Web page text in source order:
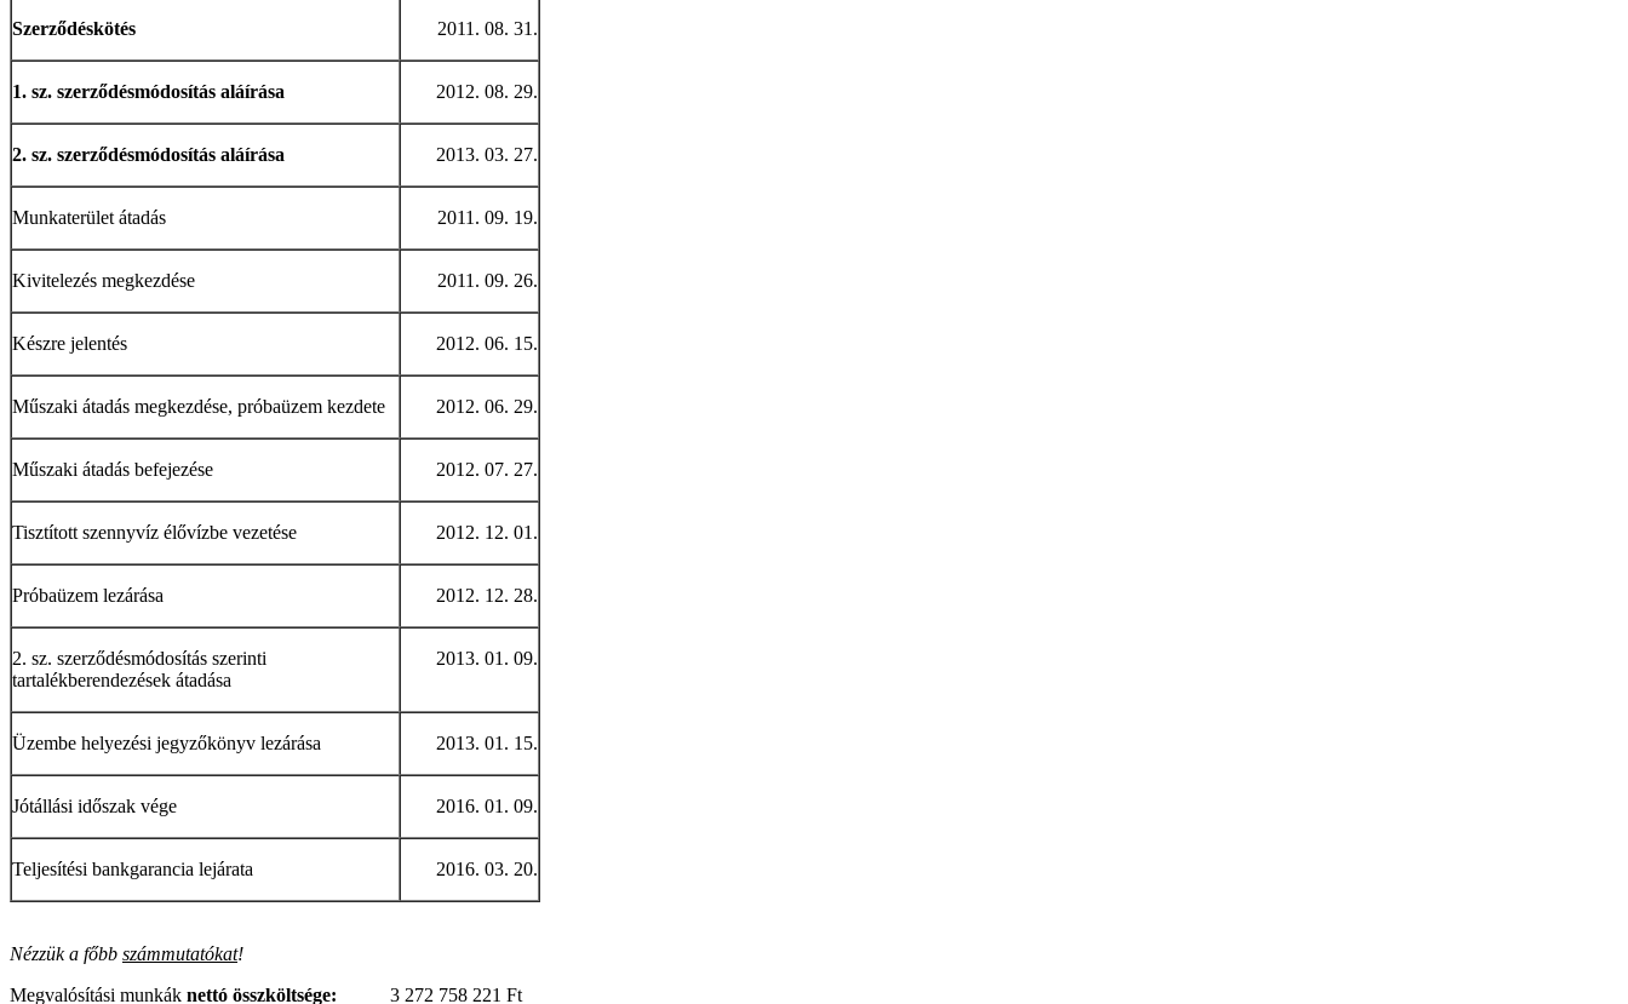
Szerződéskötés 2011. 08. 31.
1. sz. szerződésmódosítás aláírása 2012. 08. 29.
2. sz. szerződésmódosítás aláírása 2013. 03. 27.
Munkaterület átadás 2011. 09. 19.
Kivitelezés megkezdése 2011. 09. 26.
Készre jelentés 2012. 06. 15.
Műszaki átadás megkezdése, próbaüzem kezdete 2012. 06. 29.
Műszaki átadás befejezése 2012. 07. 27.
Tisztított szennyvíz élővízbe vezetése 2012. 12. 01.
Próbaüzem lezárása 2012. 12. 28.
2. sz. szerződésmódosítás szerinti
tartalékberendezések átadása
2013. 01. 09.
Üzembe helyezési jegyzőkönyv lezárása 2013. 01. 15.
Jótállási időszak vége 2016. 01. 09.
Teljesítési bankgarancia lejárata 2016. 03. 20.
Nézzük a főbb számmutatókat!
Megvalósítási munkák nettó összköltsége: 3 272 758 221 Ft